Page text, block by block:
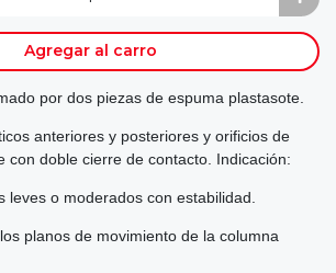
Agregar al carro
por dos piezas de espuma plastasote.
anteriores y posteriores y orificios de
con doble cierre de contacto. Indicación:
leves o moderados con estabilidad.
planos de movimiento de la columna